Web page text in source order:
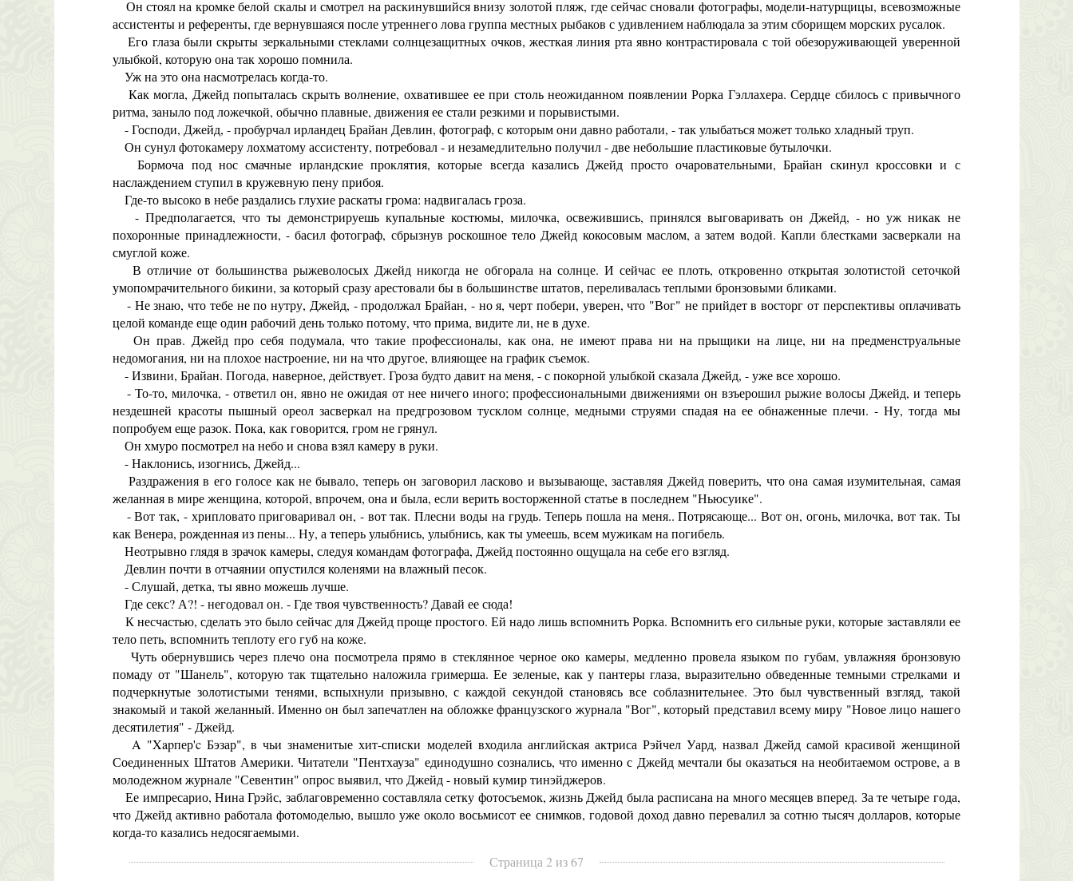
Он стоял на кромке белой скалы и смотрел на раскинувшийся внизу золотой пляж, где сейчас сновали фотографы, модели-натурщицы, всевозможные
ассистенты и референты, где вернувшаяся после утреннего лова группа местных рыбаков с удивлением наблюдала за этим сборищем морских русалок.
Его глаза были скрыты зеркальными стеклами солнцезащитных очков, жесткая линия рта явно контрастировала с той обезоруживающей уверенной
улыбкой, которую она так хорошо помнила.
Уж на это она насмотрелась когда-то.
Как могла, Джейд попыталась скрыть волнение, охватившее ее при столь неожиданном появлении Рорка Гэллахера. Сердце сбилось с привычного
ритма, заныло под ложечкой, обычно плавные, движения ее стали резкими и порывистыми.
- Господи, Джейд, - пробурчал ирландец Брайан Девлин, фотограф, с которым они давно работали, - так улыбаться может только хладный труп.
Он сунул фотокамеру лохматому ассистенту, потребовал - и незамедлительно получил - две небольшие пластиковые бутылочки.
Бормоча под нос смачные ирландские проклятия, которые всегда казались Джейд просто очаровательными, Брайан скинул кроссовки и с
наслаждением ступил в кружевную пену прибоя.
Где-то высоко в небе раздались глухие раскаты грома: надвигалась гроза.
- Предполагается, что ты демонстрируешь купальные костюмы, милочка, освежившись, принялся выговаривать он Джейд, - но уж никак не
похоронные принадлежности, - басил фотограф, сбрызнув роскошное тело Джейд кокосовым маслом, а затем водой. Капли блестками засверкали на
смуглой коже.
В отличие от большинства рыжеволосых Джейд никогда не обгорала на солнце. И сейчас ее плоть, откровенно открытая золотистой сеточкой
умопомрачительного бикини, за который сразу арестовали бы в большинстве штатов, переливалась теплыми бронзовыми бликами.
- Не знаю, что тебе не по нутру, Джейд, - продолжал Брайан, - но я, черт побери, уверен, что "Вог" не прийдет в восторг от перспективы оплачивать
целой команде еще один рабочий день только потому, что прима, видите ли, не в духе.
Он прав. Джейд про себя подумала, что такие профессионалы, как она, не имеют права ни на прыщики на лице, ни на предменструальные
недомогания, ни на плохое настроение, ни на что другое, влияющее на график съемок.
- Извини, Брайан. Погода, наверное, действует. Гроза будто давит на меня, - с покорной улыбкой сказала Джейд, - уже все хорошо.
- То-то, милочка, - ответил он, явно не ожидая от нее ничего иного; профессиональными движениями он взъерошил рыжие волосы Джейд, и теперь
нездешней красоты пышный ореол засверкал на предгрозовом тусклом солнце, медными струями спадая на ее обнаженные плечи. - Ну, тогда мы
попробуем еще разок. Пока, как говорится, гром не грянул.
Он хмуро посмотрел на небо и снова взял камеру в руки.
- Наклонись, изогнись, Джейд...
Раздражения в его голосе как не бывало, теперь он заговорил ласково и вызывающе, заставляя Джейд поверить, что она самая изумительная, самая
желанная в мире женщина, которой, впрочем, она и была, если верить восторженной статье в последнем "Ньюсуике".
- Вот так, - хрипловато приговаривал он, - вот так. Плесни воды на грудь. Теперь пошла на меня.. Потрясающе... Вот он, огонь, милочка, вот так. Ты
как Венера, рожденная из пены... Ну, а теперь улыбнись, улыбнись, как ты умеешь, всем мужикам на погибель.
Неотрывно глядя в зрачок камеры, следуя командам фотографа, Джейд постоянно ощущала на себе его взгляд.
Девлин почти в отчаянии опустился коленями на влажный песок.
- Слушай, детка, ты явно можешь лучше.
Где секс? А?! - негодовал он. - Где твоя чувственность? Давай ее сюда!
К несчастью, сделать это было сейчас для Джейд проще простого. Ей надо лишь вспомнить Рорка. Вспомнить его сильные руки, которые заставляли ее
тело петь, вспомнить теплоту его губ на коже.
Чуть обернувшись через плечо она посмотрела прямо в стеклянное черное око камеры, медленно провела языком по губам, увлажняя бронзовую
помаду от "Шанель", которую так тщательно наложила гримерша. Ее зеленые, как у пантеры глаза, выразительно обведенные темными стрелками и
подчеркнутые золотистыми тенями, вспыхнули призывно, с каждой секундой становясь все соблазнительнее. Это был чувственный взгляд, такой
знакомый и такой желанный. Именно он был запечатлен на обложке французского журнала "Вог", который представил всему миру "Новое лицо нашего
десятилетия" - Джейд.
A "Xapпер'c Бэзар", в чьи знаменитые хит-списки моделей входила английская актриса Рэйчел Уард, назвал Джейд самой красивой женщиной
Соединенных Штатов Америки. Читатели "Пентхауза" единодушно сознались, что именно с Джейд мечтали бы оказаться на необитаемом острове, а в
молодежном журнале "Севентин" опрос выявил, что Джейд - новый кумир тинэйджеров.
Ее импресарио, Нина Грэйс, заблаговременно составляла сетку фотосъемок, жизнь Джейд была расписана на много месяцев вперед. За те четыре года,
что Джейд активно работала фотомоделью, вышло уже около восьмисот ее снимков, годовой доход давно перевалил за сотню тысяч долларов, которые
когда-то казались недосягаемыми.
Страница 2 из 67